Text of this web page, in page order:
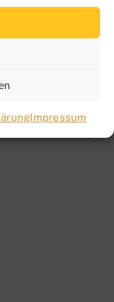
Impressum